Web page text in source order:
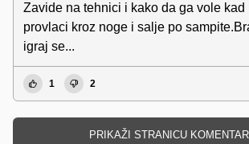
Zavide na tehnici i kako da ga vole kad
provlaci kroz noge i salje po
igraj se...
1 2
PRIKAŽI STRANICU